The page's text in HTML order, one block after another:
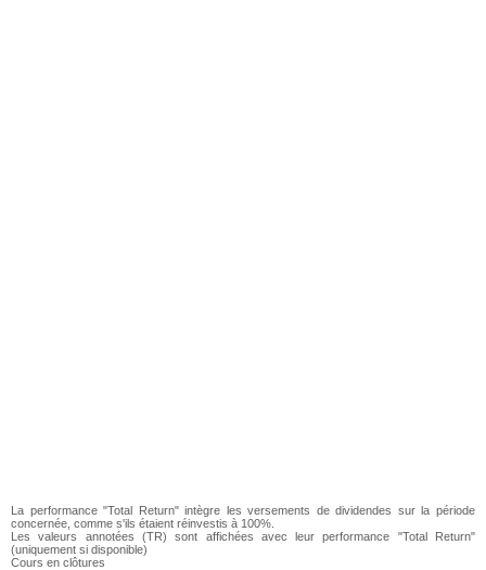
La performance "Total Return" intègre les versements de dividendes sur la période
concernée, comme s'ils étaient réinvestis à 100%.
Les valeurs annotées (TR) sont affichées avec leur performance "Total Return"
(uniquement si disponible)
Cours en clôtures